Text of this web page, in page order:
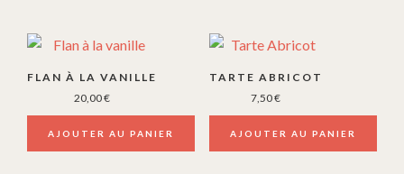
FLAN À LA VANILLE
20,00€
AJOUTER AU PANIER
TARTE ABRICOT
7,50€
AJOUTER AU PANIER